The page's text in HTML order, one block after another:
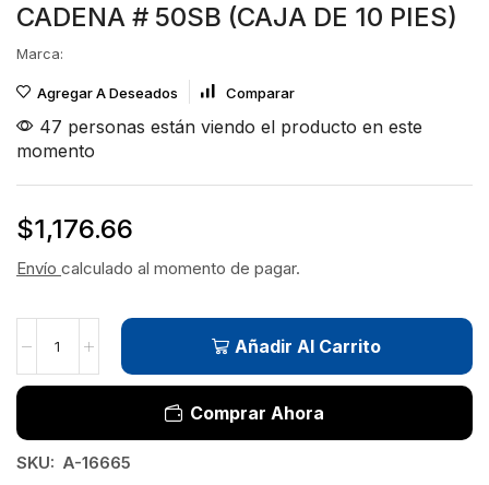
CADENA # 50SB (CAJA DE 10 PIES)
Marca:
Agregar A Deseados Comparar
47 personas están viendo el producto en este
momento
$1,176.66
Envío calculado al momento de pagar.
Añadir Al Carrito
Comprar Ahora
SKU: A-16665